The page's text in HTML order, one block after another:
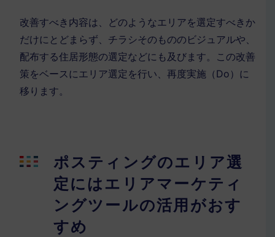
改善すべき内容は、どのようなエリアを選定すべきか
だけにとどまらず、チラシそのもののビジュアルや、
配布する住居形態の選定などにも及びます。この改善
策をベースにエリア選定を行い、再度実施（Do）に
移ります。
ポスティングのエリア選
定にはエリアマーケティ
ングツールの活用がおす
すめ